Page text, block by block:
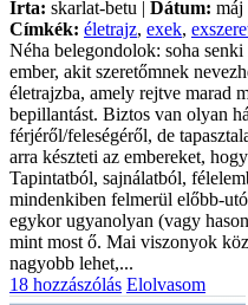
Írta: skarlat-betu | Dátum: máj
Címkék: életrajz, exek,
Néha belegondolok: soha
ember, akit szeretőmnek
életrajzba, amely rejtve marad
bepillantást. Biztos van olyan
férjéről/feleségéről, de
arra készteti az embereket,
Tapintatból, sajnálatból,
mindenkiben felmerül előbb-
egykor ugyanolyan (vagy
mint most ő. Mai viszonyok
nagyobb lehet,...
18 hozzászólás Elolvasom